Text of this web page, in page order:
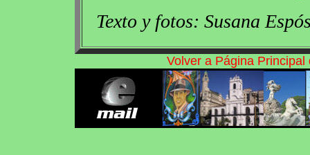
Texto y fotos: Susana
Volver a Página